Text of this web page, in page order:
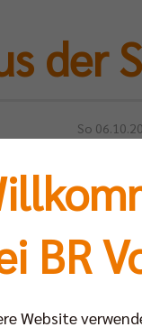
der
So
BR
Website